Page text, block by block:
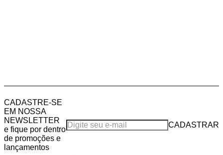
CADASTRE-SE
EM NOSSA
NEWSLETTER
e fique por dentro
de promoções e
lançamentos
CADASTRAR